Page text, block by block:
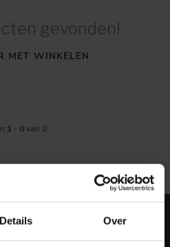
Details Over
gevonden!
MET WINKELEN
1 - 0van 0
nieuwbrief met